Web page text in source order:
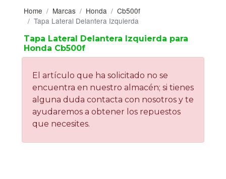
Neumáticos
Campa
Nuevos
Motores
Usados
Home Marcas Honda
Cb500f
Tapa Lateral Delantera Izquierda
Tapa Lateral Delantera Izquierda para
Honda Cb500f
El artículo que ha solicitado no se
encuentra en nuestro almacén; si tienes
alguna duda contacta con nosotros y te
ayudaremos a obtener los repuestos
que necesites.